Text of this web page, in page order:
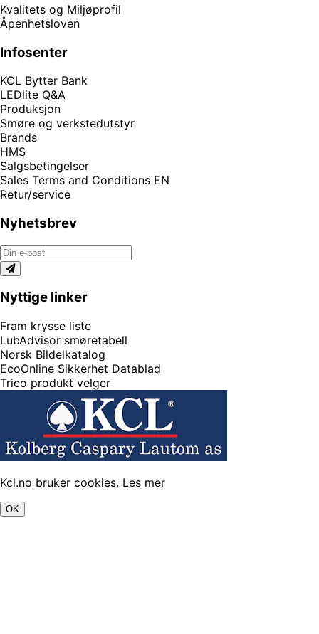
Kvalitets og Miljøprofil
Åpenhetsloven
Infosenter
KCL Bytter Bank
LEDlite Q&A
Produksjon
Smøre og verkstedutstyr
Brands
HMS
Salgsbetingelser
Sales Terms and Conditions EN
Retur/service
Nyhetsbrev
Nyttige linker
Fram krysse liste
LubAdvisor smøretabell
Norsk Bildelkatalog
EcoOnline Sikkerhet Datablad
Trico produkt velger
Kcl.no bruker cookies. Les mer
OK